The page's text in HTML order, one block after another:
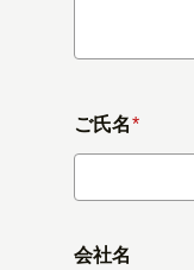
ご氏名*
会社名